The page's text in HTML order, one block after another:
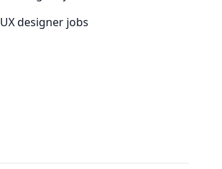
UX designer jobs